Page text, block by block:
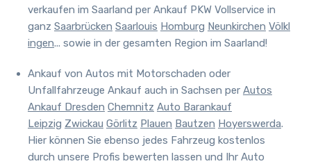
verkaufen im Saarland per Ankauf PKW Vollservice in
ganz Saarbrücken Saarlouis Homburg Neunkirchen Völkl
ingen... sowie in der gesamten Region im Saarland!
Ankauf von Autos mit Motorschaden oder
Unfallfahrzeuge Ankauf auch in Sachsen per Autos
Ankauf Dresden Chemnitz Auto Barankauf
Leipzig Zwickau Görlitz Plauen Bautzen Hoyerswerda.
Hier können Sie ebenso jedes Fahrzeug kostenlos
durch unsere Profis bewerten lassen und Ihr Auto